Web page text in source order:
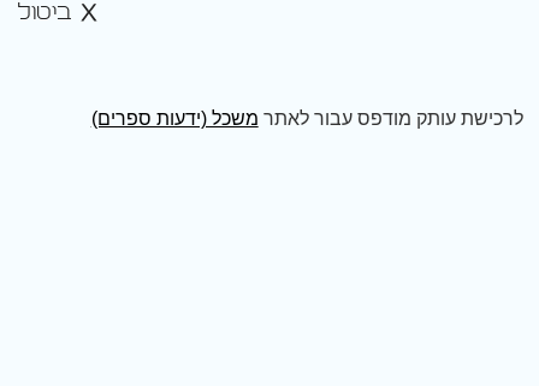
ביטול
לרכישת עותק מודפס עבור לאתר משכל (ידעות ספרים)